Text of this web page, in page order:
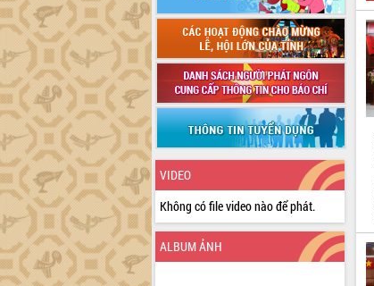
VIDEO
Không có file video nào để phát.
ALBUM ẢNH